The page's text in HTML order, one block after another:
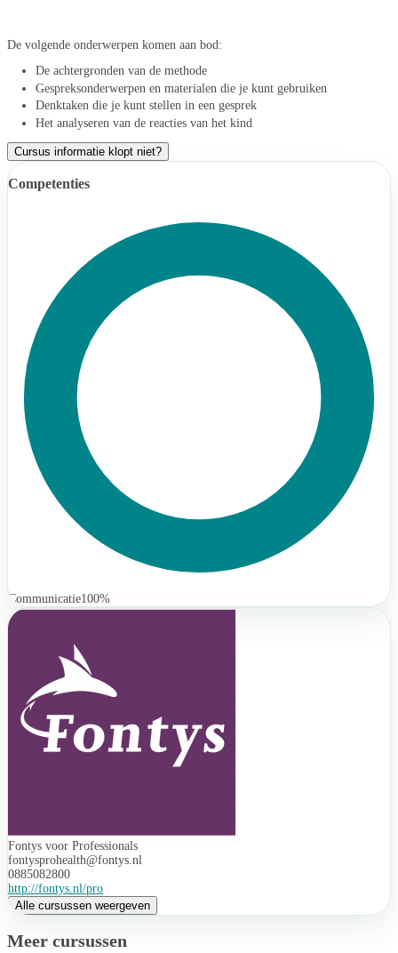
De volgende onderwerpen komen aan bod:
De achtergronden van de methode
Gespreksonderwerpen en materialen die je kunt gebruiken
Denktaken die je kunt stellen in een gesprek
Het analyseren van de reacties van het kind
Cursus informatie klopt niet?
Competenties
Communicatie100%
Fontys voor Professionals
fontysprohealth@fontys.nl
0885082800
http://fontys.nl/pro
Alle cursussen weergeven
Meer cursussen